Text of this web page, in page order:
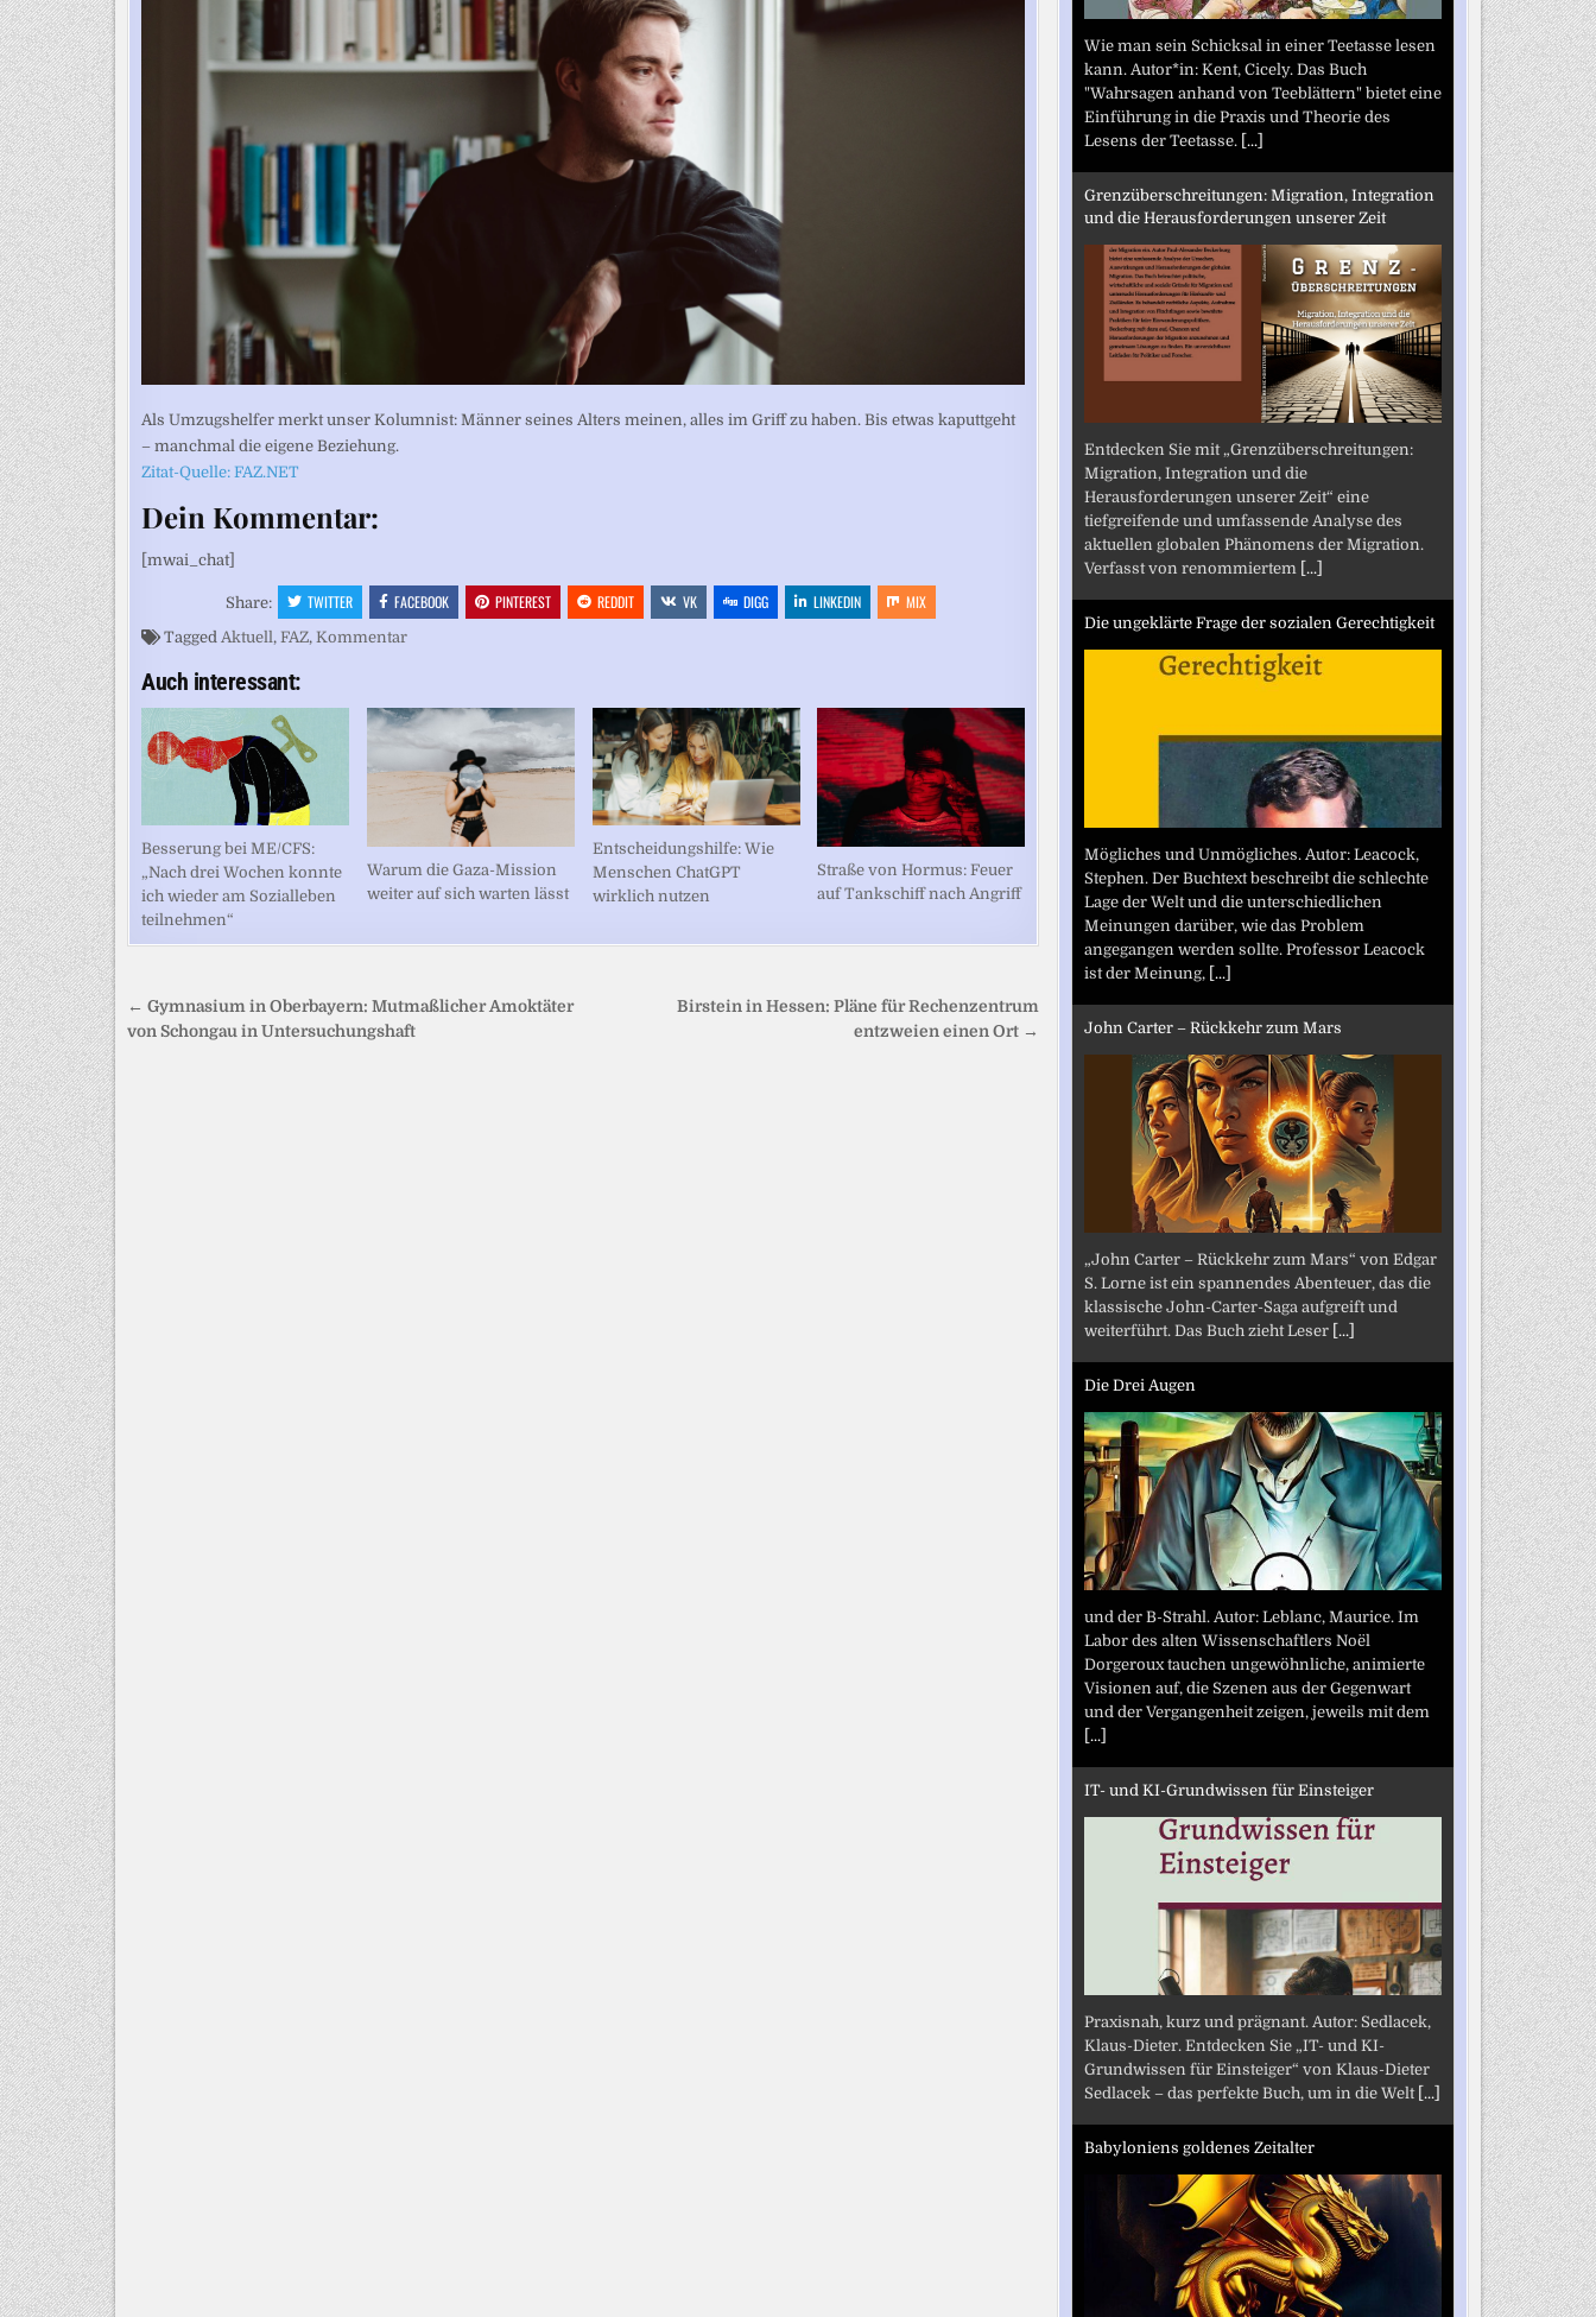
Als Umzugshelfer merkt unser Kolumnist: Männer seines Alters meinen, alles im Griff zu haben. Bis etwas kaputtgeht
– manchmal die eigene Beziehung.
Zitat-Quelle: FAZ.NET
Dein Kommentar:
[mwai_chat]
Share: TWITTER FACEBOOK PINTEREST REDDIT VK DIGG LINKEDIN MIX
Tagged Aktuell, FAZ, Kommentar
Auch interessant:
Besserung bei ME/CFS:
„Nach drei Wochen konnte
ich wieder am Sozialleben
teilnehmen“
Warum die Gaza-Mission
weiter auf sich warten lässt
Entscheidungshilfe: Wie
Menschen ChatGPT
wirklich nutzen
Straße von Hormus: Feuer
auf Tankschiff nach Angriff
Beitragsnavigation
Birstein in Hessen: Pläne für Rechenzentrum
entzweien einen Ort →
← Gymnasium in Oberbayern: Mutmaßlicher Amoktäter
von Schongau in Untersuchungshaft
Wie man sein Schicksal in einer Teetasse lesen
kann. Autor*in: Kent, Cicely. Das Buch
"Wahrsagen anhand von Teeblättern" bietet eine
Einführung in die Praxis und Theorie des
Lesens der Teetasse. [...]
Grenzüberschreitungen: Migration, Integration
und die Herausforderungen unserer Zeit
Entdecken Sie mit „Grenzüberschreitungen:
Migration, Integration und die
Herausforderungen unserer Zeit“ eine
tiefgreifende und umfassende Analyse des
aktuellen globalen Phänomens der Migration.
Verfasst von renommiertem [...]
Die ungeklärte Frage der sozialen Gerechtigkeit
Mögliches und Unmögliches. Autor: Leacock,
Stephen. Der Buchtext beschreibt die schlechte
Lage der Welt und die unterschiedlichen
Meinungen darüber, wie das Problem
angegangen werden sollte. Professor Leacock
ist der Meinung, [...]
John Carter – Rückkehr zum Mars
„John Carter – Rückkehr zum Mars“ von Edgar
S. Lorne ist ein spannendes Abenteuer, das die
klassische John-Carter-Saga aufgreift und
weiterführt. Das Buch zieht Leser [...]
Die Drei Augen
und der B-Strahl. Autor: Leblanc, Maurice. Im
Labor des alten Wissenschaftlers Noël
Dorgeroux tauchen ungewöhnliche, animierte
Visionen auf, die Szenen aus der Gegenwart
und der Vergangenheit zeigen, jeweils mit dem
[...]
IT- und KI-Grundwissen für Einsteiger
Praxisnah, kurz und prägnant. Autor: Sedlacek,
Klaus-Dieter. Entdecken Sie „IT- und KI-
Grundwissen für Einsteiger“ von Klaus-Dieter
Sedlacek – das perfekte Buch, um in die Welt [...]
Babyloniens goldenes Zeitalter